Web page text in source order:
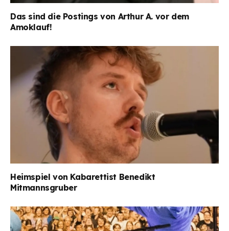
Das sind die Postings von Arthur A. vor dem
Amoklauf!
Heimspiel von Kabarettist Benedikt
Mitmannsgruber